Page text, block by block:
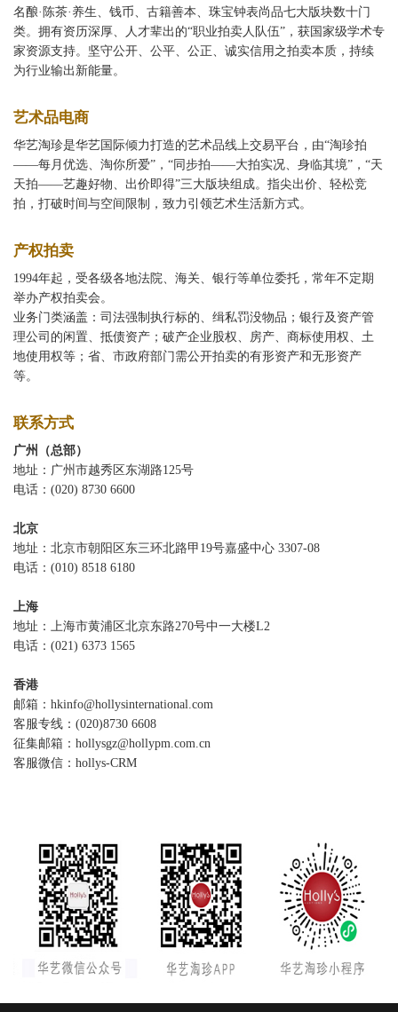
名酿·陈茶·养生、钱币、古籍善本、珠宝钟表尚品七大版块数十门
类。拥有资历深厚、人才辈出的“职业拍卖人队伍”，获国家级学术专
家资源支持。坚守公开、公平、公正、诚实信用之拍卖本质，持续
为行业输出新能量。
艺术品电商
华艺淘珍是华艺国际倾力打造的艺术品线上交易平台，由“淘珍拍
——每月优选、淘你所爱”，“同步拍——大拍实况、身临其境”，“天
天拍——艺趣好物、出价即得”三大版块组成。指尖出价、轻松竞
拍，打破时间与空间限制，致力引领艺术生活新方式。
产权拍卖
1994年起，受各级各地法院、海关、银行等单位委托，常年不定期
举办产权拍卖会。
业务门类涵盖：司法强制执行标的、缉私罚没物品；银行及资产管
理公司的闲置、抵债资产；破产企业股权、房产、商标使用权、土
地使用权等；省、市政府部门需公开拍卖的有形资产和无形资产
等。
联系方式
广州（总部）
地址：广州市越秀区东湖路125号
电话：(020) 8730 6600
北京
地址：北京市朝阳区东三环北路甲19号嘉盛中心 3307-08
电话：(010) 8518 6180
上海
地址：上海市黄浦区北京东路270号中一大楼L2
电话：(021) 6373 1565
香港
邮箱：hkinfo@hollysinternational.com
客服专线：(020)8730 6608
征集邮箱：hollysgz@hollypm.com.cn
客服微信：hollys-CRM